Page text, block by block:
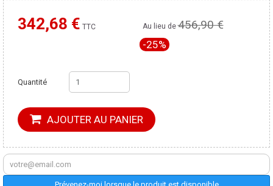
342,68 € TTC
Moins cher ailleurs ? Au lieu de456,90 €
-25%
Quantité
AJOUTER AU PANIER